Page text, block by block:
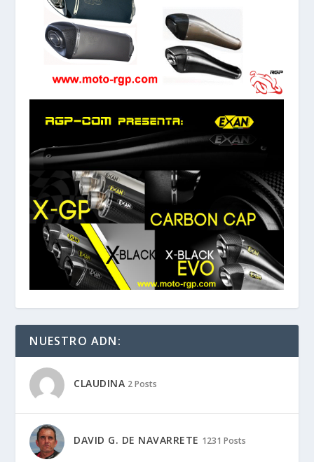
NUESTRO ADN:
CLAUDINA 2 Posts
DAVID G. DE NAVARRETE 1231 Posts